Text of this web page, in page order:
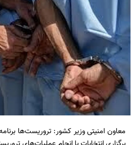
معاون امنیتی وزیر کشور: تروریست‌ها